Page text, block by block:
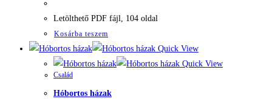
Letölthető PDF fájl, 104 oldal
Kosárba teszem
Quick View
Quick View
Család
Hóbortos házak